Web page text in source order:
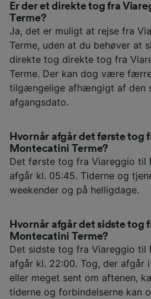
Er der et direkte tog fra
Terme?
Ja, det er muligt at rejse fra
Terme, uden at du behøver at
direkte tog direkte tog fra
Terme. Der kan dog være
tilgængelige afhængigt af den
afgangsdato.
Hvornår afgår det første tog
Montecatini Terme?
Det første tog fra Viareggio til
afgår kl. 05:45. Tiderne og
weekender og på helligdage.
Hvornår afgår det sidste tog
Montecatini Terme?
Det sidste tog fra Viareggio til
afgår kl. 22:00. Tog, der afgår
eller meget sent om aftenen,
tiderne og forbindelserne kan